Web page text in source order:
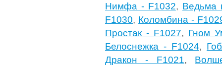
Нимфа - F1032, Ведьма
F1030, Коломбина -
Простак - F1027, Гном
Белоснежка - F1024,
Дракон - F1021,